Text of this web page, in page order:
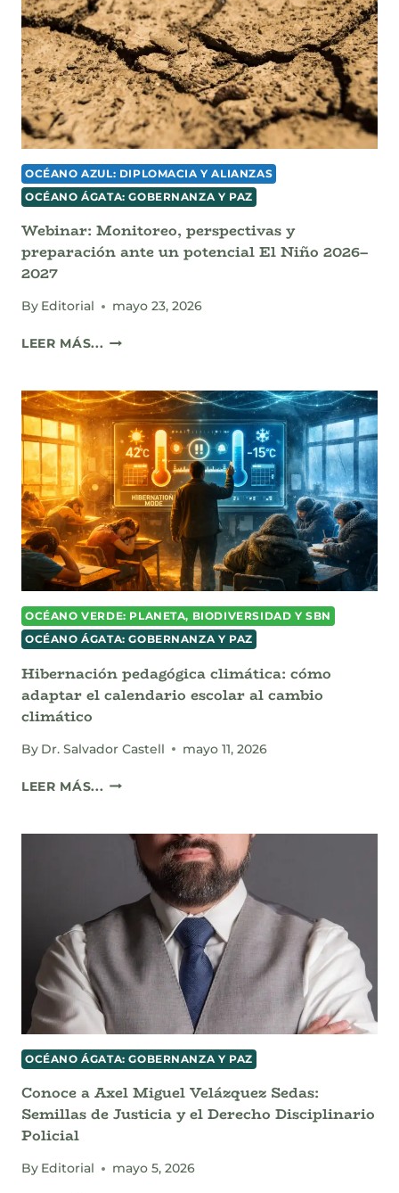
ÁRBOLES
NO
ENFRÍA
TU
CIUDAD?
OCÉANO AZUL: DIPLOMACIA Y ALIANZAS
OCÉANO ÁGATA: GOBERNANZA Y PAZ
Webinar: Monitoreo, perspectivas y
preparación ante un potencial El Niño 2026–
2027
By Editorial mayo 23, 2026
LEER MÁS... WEBINAR:
Y
PREPARACIÓN
ANTE
UN
POTENCIAL
EL
NIÑO
2026–
2027
OCÉANO VERDE: PLANETA, BIODIVERSIDAD Y SBN
OCÉANO ÁGATA: GOBERNANZA Y PAZ
Hibernación pedagógica climática: cómo
adaptar el calendario escolar al cambio
climático
By Dr. Salvador Castell mayo 11, 2026
LEER MÁS... HIBERNACIÓN
CÓMO
ADAPTAR
CALENDARIO
ESCOLAR
AL
CAMBIO
CLIMÁTICO
OCÉANO ÁGATA: GOBERNANZA Y PAZ
Conoce a Axel Miguel Velázquez Sedas:
Semillas de Justicia y el Derecho Disciplinario
Policial
By Editorial mayo 5, 2026